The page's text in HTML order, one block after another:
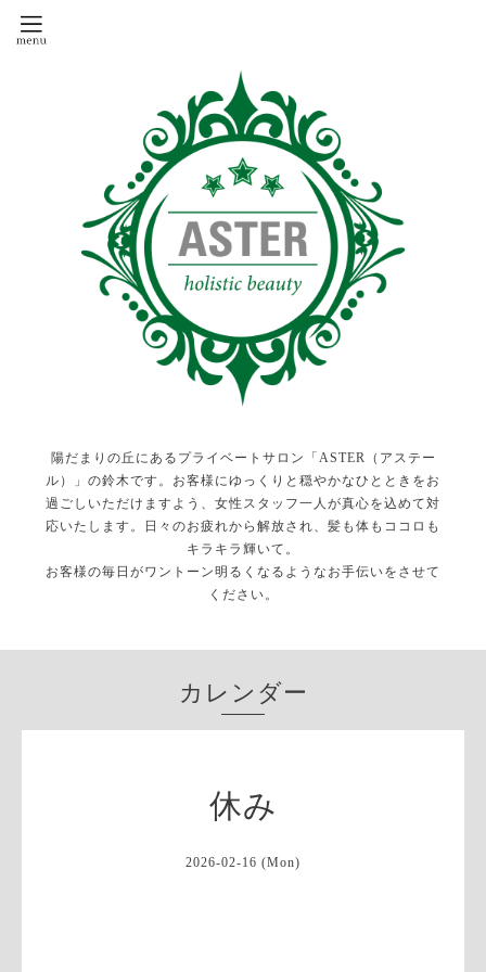
陽だまりの丘にあるプライベートサロン「ASTER（アステー
ル）」の鈴木です。お客様にゆっくりと穏やかなひとときをお
過ごしいただけますよう、女性スタッフ一人が真心を込めて対
応いたします。日々のお疲れから解放され、髪も体もココロも
キラキラ輝いて。
お客様の毎日がワントーン明るくなるようなお手伝いをさせて
ください。
カレンダー
休み
2026-02-16 (Mon)